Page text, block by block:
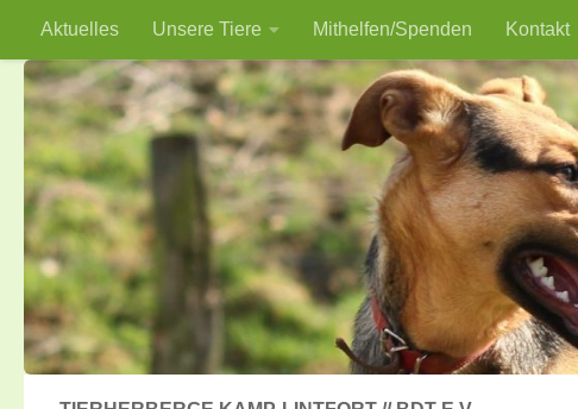
Zum Inhalt springen
Aktuelles Unsere Tiere Mithelfen/Spenden Kontakt